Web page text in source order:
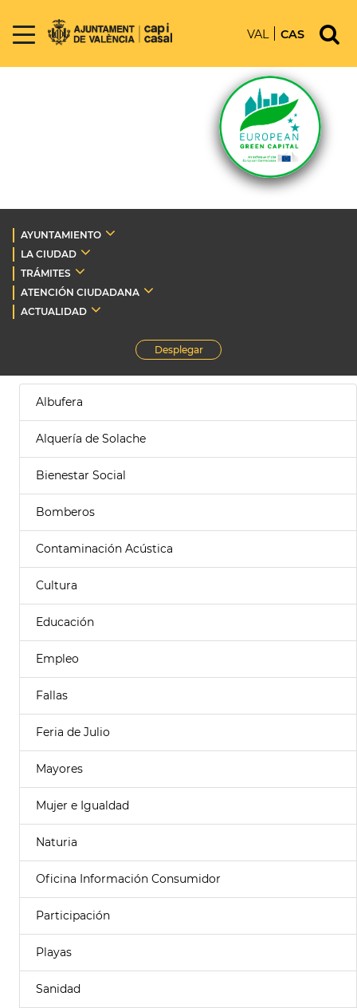
VAL CAS
AYUNTAMIENTO
LA CIUDAD
TRÁMITES
ATENCIÓN CIUDADANA
ACTUALIDAD
Desplegar
Albufera
Alquería de Solache
Bienestar Social
Bomberos
Contaminación Acústica
Cultura
Educación
Empleo
Fallas
Feria de Julio
Mayores
Mujer e Igualdad
Naturia
Oficina Información Consumidor
Participación
Playas
Sanidad